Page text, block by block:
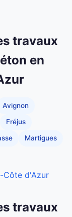
travaux
en
Avignon
Fréjus
Martigues
Côte d'Azur
travaux